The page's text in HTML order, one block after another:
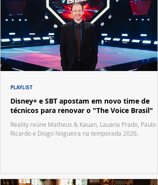
Disney+ e SBT apostam em novo time de
técnicos para renovar o "The Voice Brasil"
Reality reúne Matheus & Kauan, Lauana Prado, Paulo
Ricardo e Diogo Nogueira na temporada 2026.
PLAYLIST